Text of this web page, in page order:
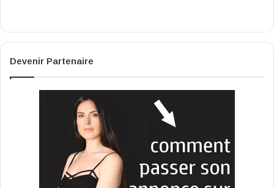
Devenir Partenaire